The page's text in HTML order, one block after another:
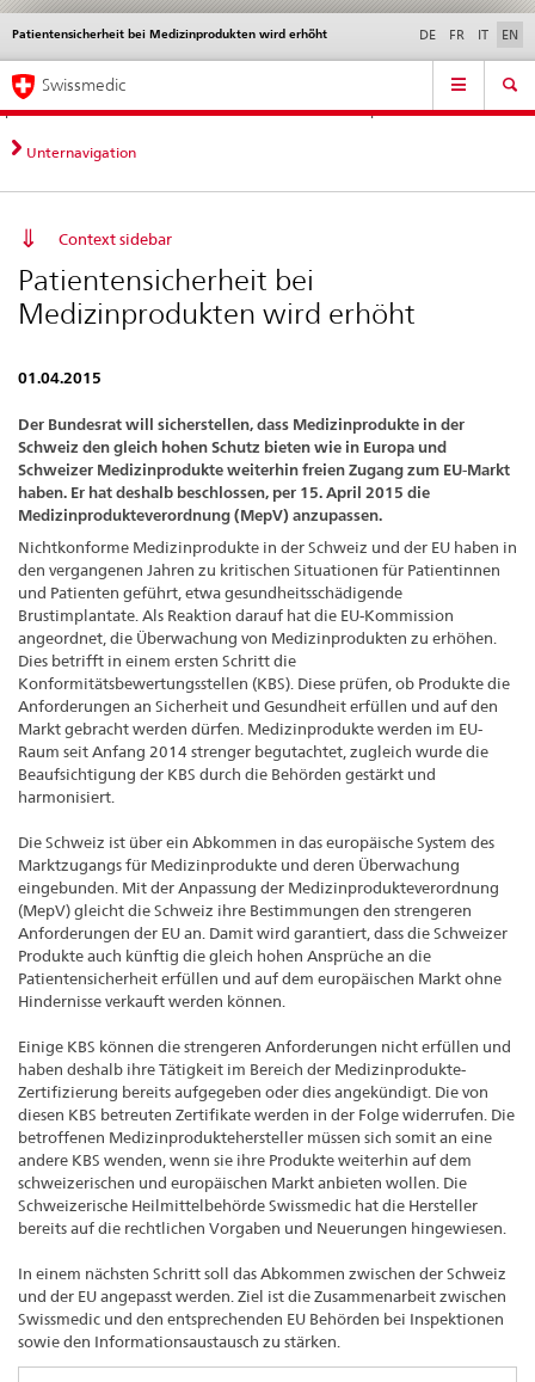
Direct
navigation:
news,
legal
contact
News &
standards
Contact | Support &
Help
Patientensicherheit bei Medizinprodukten wird erhöht
Languages DE FR IT EN
Service
Main
Navigation
Swissmedic
Unternavigation
Context sidebar
Patientensicherheit bei
Medizinprodukten wird erhöht
01.04.2015
Der Bundesrat will sicherstellen, dass Medizinprodukte in der
Schweiz den gleich hohen Schutz bieten wie in Europa und
Schweizer Medizinprodukte weiterhin freien Zugang zum EU-Markt
haben. Er hat deshalb beschlossen, per 15. April 2015 die
Medizinprodukteverordnung (MepV) anzupassen.
Nichtkonforme Medizinprodukte in der Schweiz und der EU haben in
den vergangenen Jahren zu kritischen Situationen für Patientinnen
und Patienten geführt, etwa gesundheitsschädigende
Brustimplantate. Als Reaktion darauf hat die EU-Kommission
angeordnet, die Überwachung von Medizinprodukten zu erhöhen.
Dies betrifft in einem ersten Schritt die
Konformitätsbewertungsstellen (KBS). Diese prüfen, ob Produkte die
Anforderungen an Sicherheit und Gesundheit erfüllen und auf den
Markt gebracht werden dürfen. Medizinprodukte werden im EU-
Raum seit Anfang 2014 strenger begutachtet, zugleich wurde die
Beaufsichtigung der KBS durch die Behörden gestärkt und
harmonisiert.
Die Schweiz ist über ein Abkommen in das europäische System des
Marktzugangs für Medizinprodukte und deren Überwachung
eingebunden. Mit der Anpassung der Medizinprodukteverordnung
(MepV) gleicht die Schweiz ihre Bestimmungen den strengeren
Anforderungen der EU an. Damit wird garantiert, dass die Schweizer
Produkte auch künftig die gleich hohen Ansprüche an die
Patientensicherheit erfüllen und auf dem europäischen Markt ohne
Hindernisse verkauft werden können.
Einige KBS können die strengeren Anforderungen nicht erfüllen und
haben deshalb ihre Tätigkeit im Bereich der Medizinprodukte-
Zertifizierung bereits aufgegeben oder dies angekündigt. Die von
diesen KBS betreuten Zertifikate werden in der Folge widerrufen. Die
betroffenen Medizinproduktehersteller müssen sich somit an eine
andere KBS wenden, wenn sie ihre Produkte weiterhin auf dem
schweizerischen und europäischen Markt anbieten wollen. Die
Schweizerische Heilmittelbehörde Swissmedic hat die Hersteller
bereits auf die rechtlichen Vorgaben und Neuerungen hingewiesen.
In einem nächsten Schritt soll das Abkommen zwischen der Schweiz
und der EU angepasst werden. Ziel ist die Zusammenarbeit zwischen
Swissmedic und den entsprechenden EU Behörden bei Inspektionen
sowie den Informationsaustausch zu stärken.